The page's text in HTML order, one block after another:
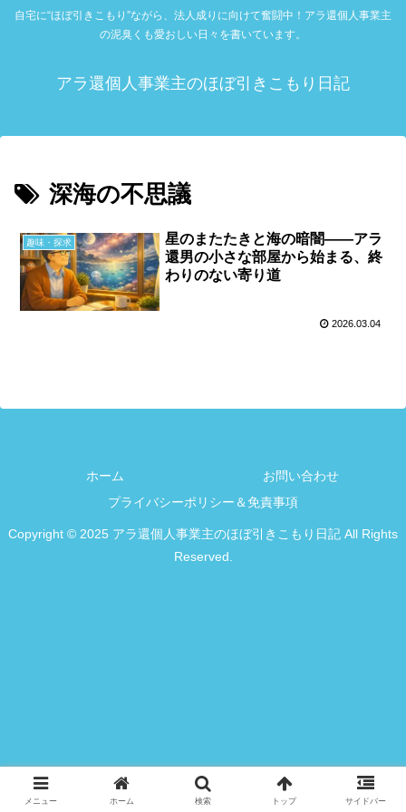
自宅に“ほぼ引きこもり”ながら、法人成りに向けて奮闘中！アラ還個人事業主
の泥臭くも愛おしい日々を書いています。
アラ還個人事業主のほぼ引きこもり日記
深海の不思議
趣味・探求
星のまたたきと海の暗闇――アラ
還男の小さな部屋から始まる、終
わりのない寄り道
2026.03.04
ホーム
お問い合わせ
プライバシーポリシー＆免責事項
Copyright © 2025 アラ還個人事業主のほぼ引きこもり日記 All Rights
Reserved.
メニュー ホーム 検索 トップ サイドバー